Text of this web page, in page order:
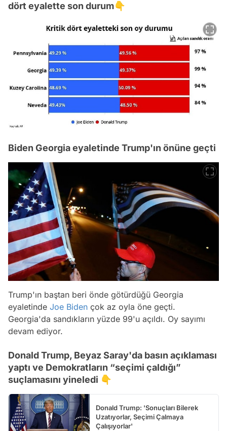
dört eyalette son durum👇
Biden Georgia eyaletinde Trump'ın önüne geçti
Trump'ın baştan beri önde götürdüğü Georgia
eyaletinde Joe Biden çok az oyla öne geçti.
Georgia'da sandıkların yüzde 99'u açıldı. Oy sayımı
devam ediyor.
Donald Trump, Beyaz Saray'da basın açıklaması
yaptı ve Demokratların “seçimi çaldığı”
suçlamasını yineledi 👇
Donald Trump: 'Sonuçları Bilerek
Uzatıyorlar, Seçimi Çalmaya
Çalışıyorlar'